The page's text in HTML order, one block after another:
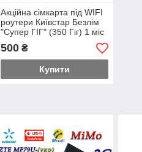
Акційна сімкарта під WIFI
роутери Київстар Безлім
"Супер ГІГ" (350 Гіг) 1 міс
в подарунок календарний!
500₴
Купити